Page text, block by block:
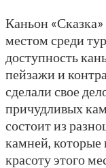
Каньон
местом среди
доступность
пейзажи и
сделали свое
причудливых
состоит из
камней,
красоту этого